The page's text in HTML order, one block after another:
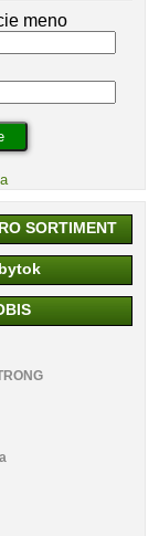
meno
SORTIMENT